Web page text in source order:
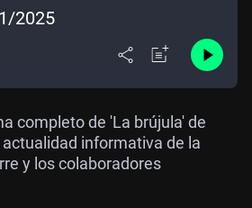
2025
completo de 'La brújula' de
actualidad informativa de la
y los colaboradores